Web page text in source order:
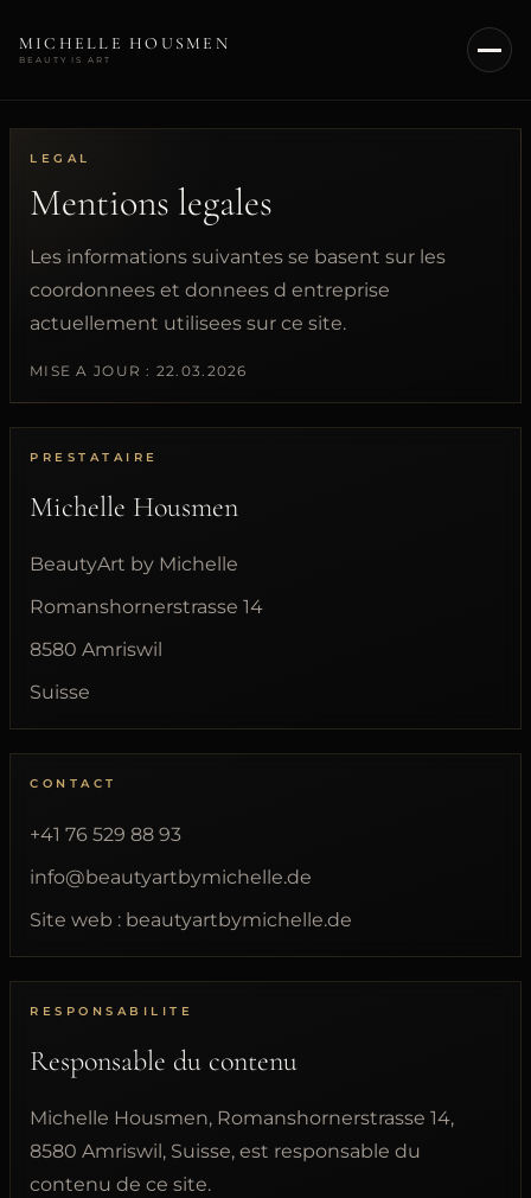
MICHELLE HOUSMEN
BEAUTY IS ART
A PROPOS
SOINS
CONTACT
LEGAL
Mentions legales
Les informations suivantes se basent sur les
coordonnees et donnees d entreprise
actuellement utilisees sur ce site.
MISE A JOUR : 22.03.2026
PRESTATAIRE
Michelle Housmen
BeautyArt by Michelle
Romanshornerstrasse 14
8580 Amriswil
Suisse
CONTACT
+41 76 529 88 93
info@beautyartbymichelle.de
Site web : beautyartbymichelle.de
RESPONSABILITE
Responsable du contenu
Michelle Housmen, Romanshornerstrasse 14,
8580 Amriswil, Suisse, est responsable du
contenu de ce site.